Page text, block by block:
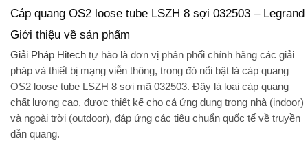
Cáp quang OS2 loose tube LSZH 8 sợi 032503 – Legrand
Giới thiệu về sản phẩm
Giải Pháp Hitech tự hào là đơn vị phân phối chính hãng các giải
pháp và thiết bị mạng viễn thông, trong đó nổi bật làcáp quang
OS2 loose tube LSZH 8 sợi mã 032503. Đây là loại cáp quang
chất lượng cao, được thiết kế cho cả ứng dụng trong nhà (indoor)
và ngoài trời (outdoor), đáp ứng các tiêu chuẩn quốc tế về truyền
dẫn quang.